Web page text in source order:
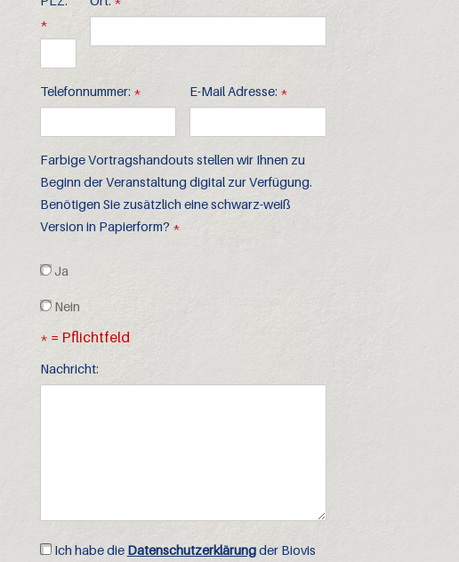
*
Telefonnummer: * E-Mail Adresse: *
Farbige Vortragshandouts stellen wir Ihnen zu
Beginn der Veranstaltung digital zur Verfügung.
Benötigen Sie zusätzlich eine schwarz-weiß
Version in Papierform? *
Ja
Nein
* = Pflichtfeld
Nachricht:
Datenschutzerklärung
Ich habe die Datenschutzerklärungder Biovis